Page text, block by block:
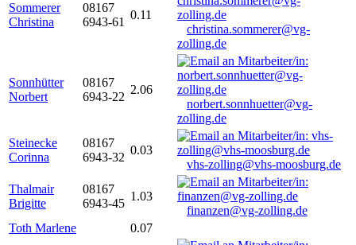
Sommerer
Christina
08167
6943-61
0.11
christina.sommerer@vg-
zolling.de
Sonnhütter
Norbert
08167
6943-22
2.06
norbert.sonnhuetter@vg-
zolling.de
Steinecke
Corinna
08167
6943-32
0.03
vhs-zolling@vhs-moosburg.de
Thalmair
Brigitte
08167
6943-45
1.03
finanzen@vg-zolling.de
Toth Marlene
0.07